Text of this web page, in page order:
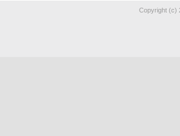
Copyright (c)